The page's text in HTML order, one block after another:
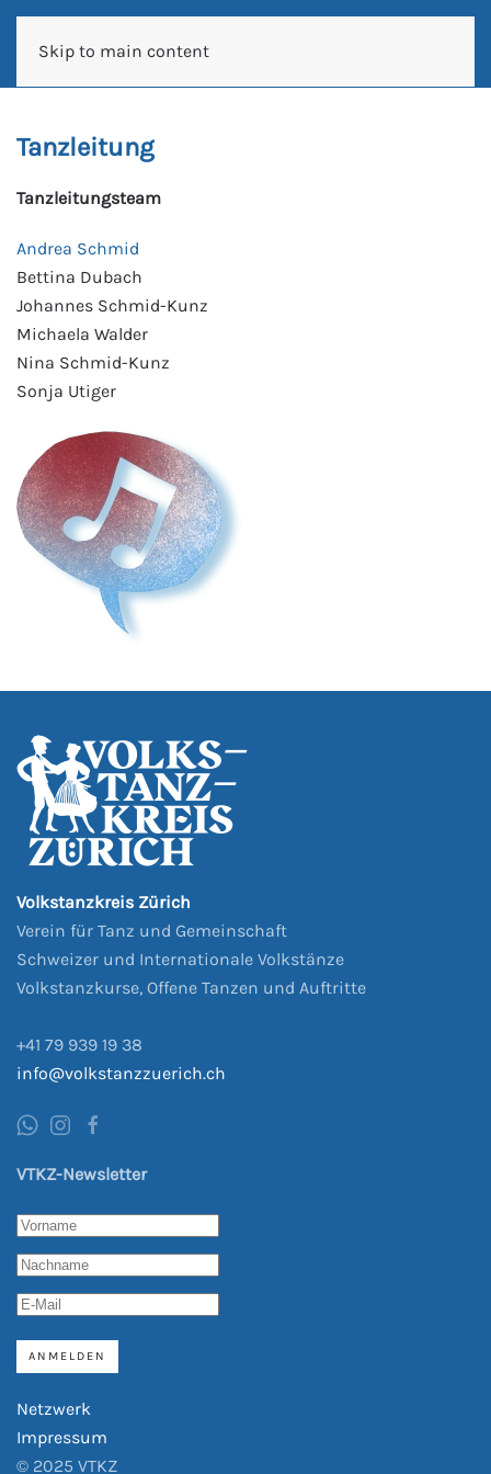
Skip to main content
Tanzleitung
Tanzleitungsteam
Andrea Schmid
Bettina Dubach
Johannes Schmid-Kunz
Michaela Walder
Nina Schmid-Kunz
Sonja Utiger
Volkstanzkreis Zürich
Verein für Tanz und Gemeinschaft
Schweizer und Internationale Volkstänze
Volkstanzkurse, Offene Tanzen und Auftritte
+41 79 939 19 38
info@volkstanzzuerich.ch
VTKZ-Newsletter
ANMELDEN
Netzwerk
Impressum
© 2025 VTKZ